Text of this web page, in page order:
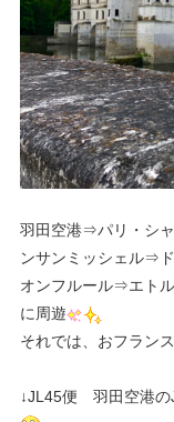
羽田空港⇒パリ・シ
ンサンミッシェル⇒
オンフルール⇒エト
に周遊
それでは、おフラン
↓JL45便 羽田空港の